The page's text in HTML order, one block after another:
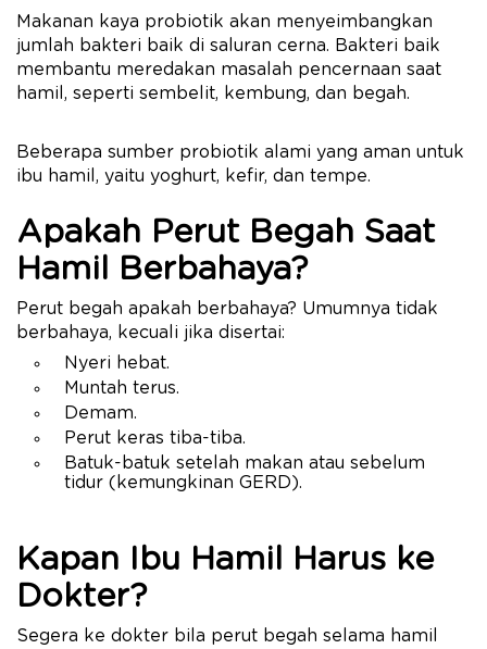
Makanan kaya probiotik akan menyeimbangkan
jumlah bakteri baik di saluran cerna. Bakteri baik
membantu meredakan masalah pencernaan saat
hamil, seperti sembelit, kembung, dan begah.
Beberapa sumber probiotik alami yang aman untuk
ibu hamil, yaitu yoghurt, kefir, dan tempe.
Apakah Perut Begah Saat
Hamil Berbahaya?
Perut begah apakah berbahaya? Umumnya tidak
berbahaya, kecuali jika disertai:
Nyeri hebat.
Muntah terus.
Demam.
Perut keras tiba-tiba.
Batuk-batuk setelah makan atau sebelum
tidur (kemungkinan GERD).
Kapan Ibu Hamil Harus ke
Dokter?
Segera ke dokter bila perut begah selama hamil